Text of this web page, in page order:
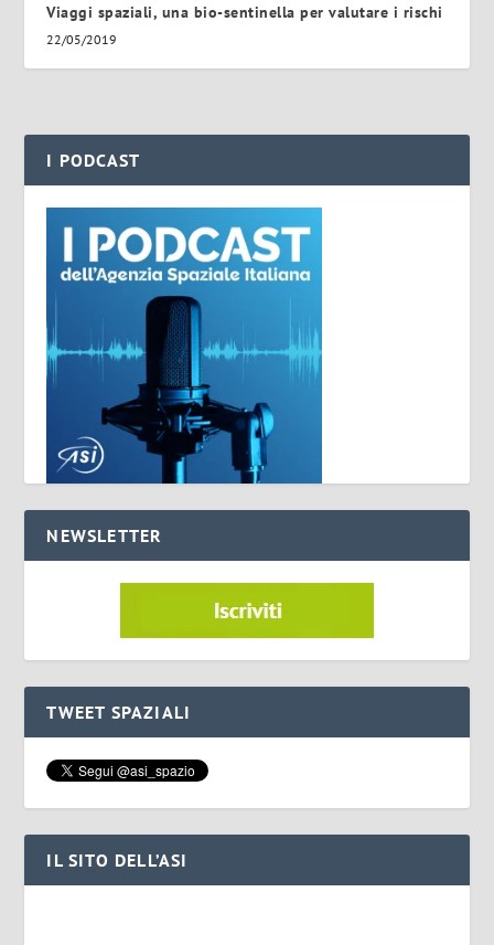
Viaggi spaziali, una bio-sentinella per valutare i rischi
22/05/2019
I PODCAST
NEWSLETTER
TWEET SPAZIALI
IL SITO DELL’ASI